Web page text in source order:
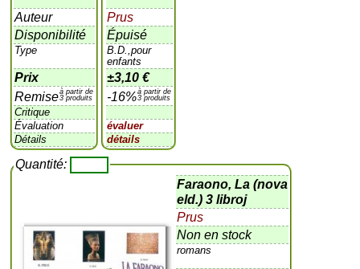
Auteur
Disponibilité
Type
Prix
Remiseà partir de
3 produits
Critique
Évaluation
Détails
Prus
Épuisé
B.D.,pour
enfants
±3,10 €
-16%à partir de
3 produits
évaluer
détails
Quantité:
Faraono, La (nova
eld.) 3 libroj
Prus
Non en stock
romans